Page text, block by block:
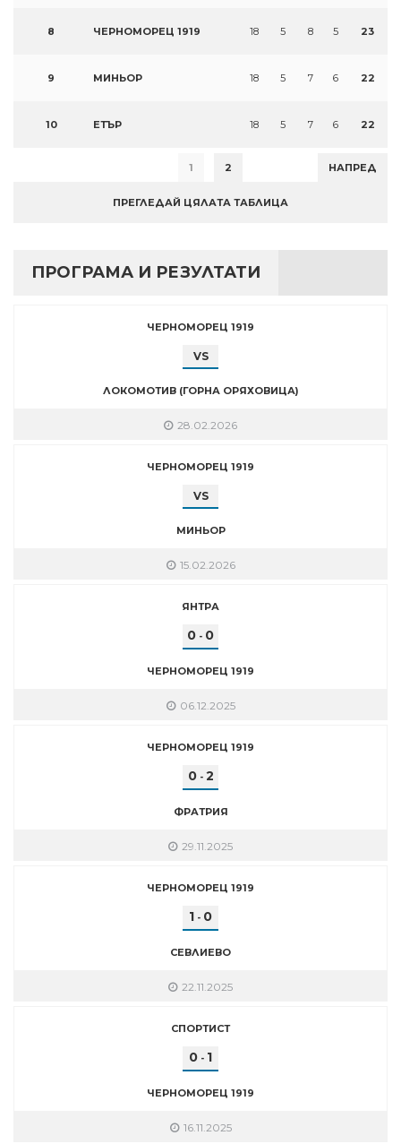
8 ЧЕРНОМОРЕЦ 1919 18 5 8 5 23
9 МИНЬОР 18 5 7 6 22
10 ЕТЪР 18 5 7 6 22
1 2 НАПРЕД
ПРЕГЛЕДАЙ ЦЯЛАТА ТАБЛИЦА
ПРОГРАМА И РЕЗУЛТАТИ
ЧЕРНОМОРЕЦ 1919
VS
ЛОКОМОТИВ (ГОРНА ОРЯХОВИЦА)
28.02.2026
ЧЕРНОМОРЕЦ 1919
VS
МИНЬОР
15.02.2026
ЯНТРА
0 - 0
ЧЕРНОМОРЕЦ 1919
06.12.2025
ЧЕРНОМОРЕЦ 1919
0- 2
ФРАТРИЯ
29.11.2025
ЧЕРНОМОРЕЦ 1919
1 - 0
СЕВЛИЕВО
22.11.2025
СПОРТИСТ
0 - 1
ЧЕРНОМОРЕЦ 1919
16.11.2025